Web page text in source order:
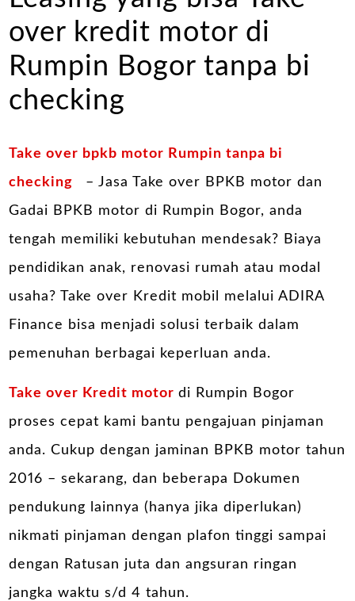
over kredit motor di
Rumpin Bogor tanpa bi
checking
Take over bpkb motor Rumpin tanpa bi
checking
– Jasa Take over BPKB motor dan
Gadai BPKB motor di Rumpin Bogor, anda
tengah memiliki kebutuhan mendesak? Biaya
pendidikan anak, renovasi rumah atau modal
usaha? Take over Kredit mobil melalui ADIRA
Finance bisa menjadi solusi terbaik dalam
pemenuhan berbagai keperluan anda.
Take over Kredit motordi Rumpin Bogor
proses cepat kami bantu pengajuan pinjaman
anda. Cukup dengan jaminan BPKB motor tahun
2016 – sekarang, dan beberapa Dokumen
pendukung lainnya (hanya jika diperlukan)
nikmati pinjaman dengan plafon tinggi sampai
dengan Ratusan juta dan angsuran ringan
jangka waktu s/d 4 tahun.